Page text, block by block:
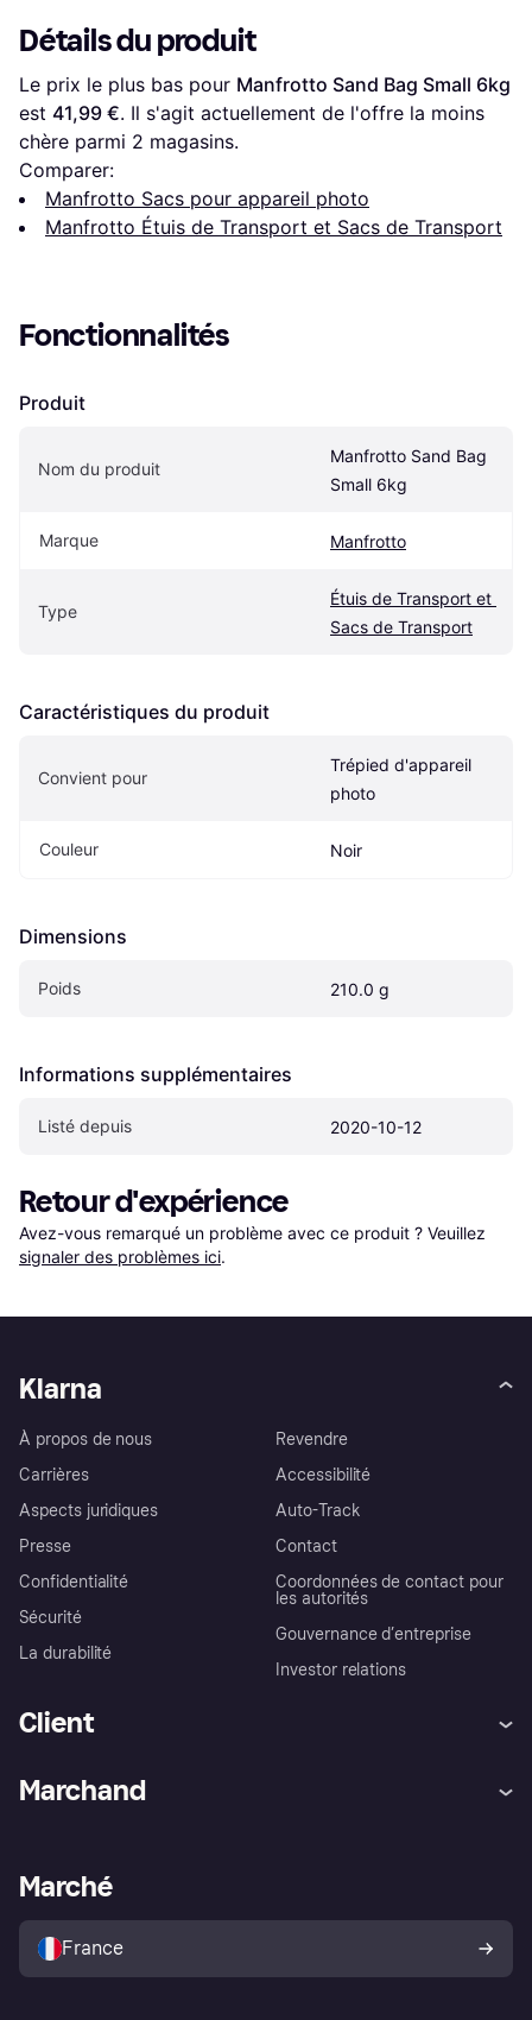
Détails du produit
Le prix le plus bas pour Manfrotto Sand Bag Small 6kg
est 41,99 €. Il s'agit actuellement de l'offre la moins
chère parmi 2 magasins.
Comparer:
Manfrotto Sacs pour appareil photo
Manfrotto Étuis de Transport et Sacs de Transport
Fonctionnalités
Produit
Nom du produit
Manfrotto Sand Bag
Small 6kg
Marque Manfrotto
Type
Étuis de Transport et
Sacs de Transport
Caractéristiques du produit
Convient pour
Trépied d'appareil
photo
Couleur Noir
Dimensions
Poids 210.0 g
Informations supplémentaires
Listé depuis 2020-10-12
Retour d'expérience
Avez-vous remarqué un problème avec ce produit ? Veuillez
signaler des problèmes ici.
Klarna
À propos de nous
Carrières
Aspects juridiques
Presse
Confidentialité
Sécurité
La durabilité
Revendre
Accessibilité
Auto-Track
Contact
Coordonnées de contact pour
les autorités
Gouvernance d’entreprise
Investor relations
Client
Explorez les magasins
Politique de protection de
l’acheteur Klarna
Marchand
Portail Marchand
Marché
France